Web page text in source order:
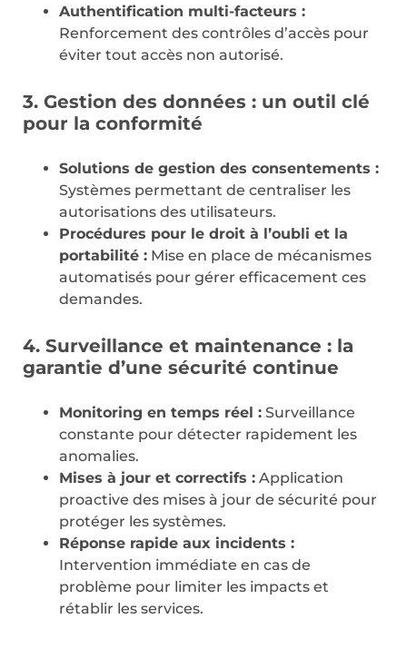
Authentification multi-facteurs :
Renforcement des contrôles d’accès pour
éviter tout accès non autorisé.
3. Gestion des données : un outil clé
pour la conformité
Solutions de gestion des consentements :
Systèmes permettant de centraliser les
autorisations des utilisateurs.
Procédures pour le droit à l’oubli et la
portabilité : Mise en place de mécanismes
automatisés pour gérer efficacement ces
demandes.
4. Surveillance et maintenance : la
garantie d’une sécurité continue
Monitoring en temps réel : Surveillance
constante pour détecter rapidement les
anomalies.
Mises à jour et correctifs : Application
proactive des mises à jour de sécurité pour
protéger les systèmes.
Réponse rapide aux incidents :
Intervention immédiate en cas de
problème pour limiter les impacts et
rétablir les services.